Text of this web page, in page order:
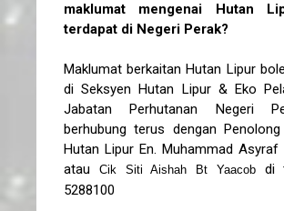
maklumat mengenai Hutan
terdapat di Negeri Perak?
Maklumat berkaitan Hutan Lipur
di Seksyen Hutan Lipur & Eko
Jabatan Perhutanan Negeri
berhubung terus dengan Penolong
Hutan Lipur En. Muhammad Asyraf
atau
Cik Siti Aishah Bt Yaacobdi
5288100